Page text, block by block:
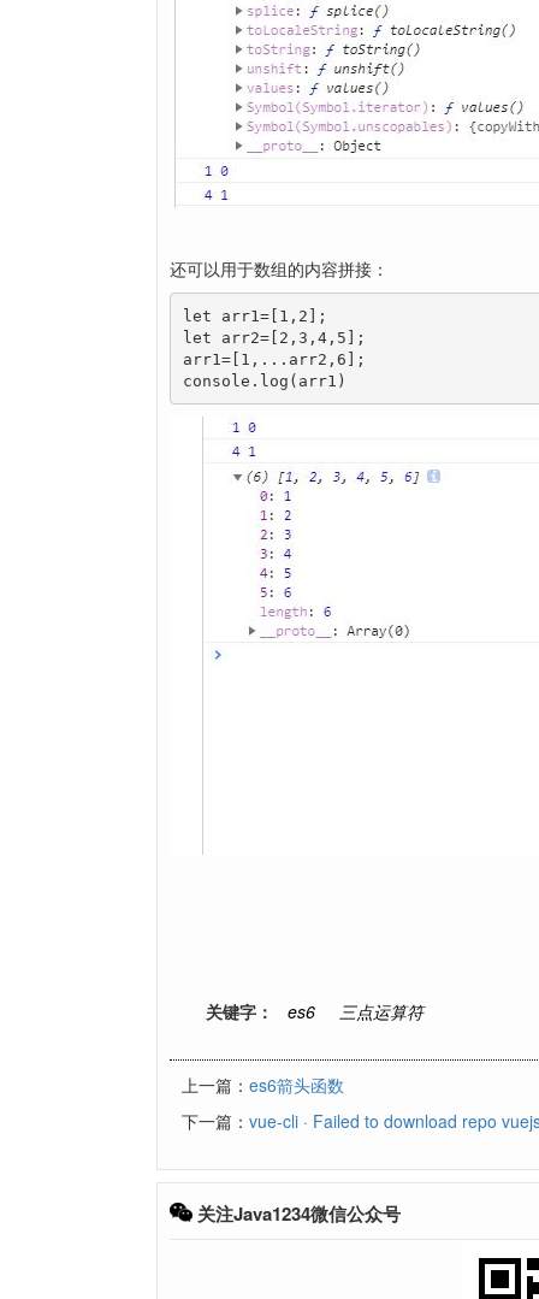
还可以用于数组的内容拼接：
let arr1=[1,2];
let arr2=[2,3,4,5];
arr1=[1,...arr2,6];
console.log(arr1)
关键字： es6 三点运算符
上一篇： es6箭头函数
下一篇： vue-cli · Failed to download repo
关注Java1234微信公众号